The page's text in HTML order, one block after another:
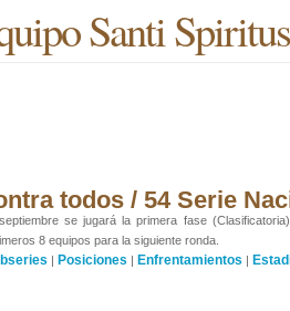
Santi
todos / 54 Serie
se jugará la primera fase
8 equipos para la siguiente ronda.
| Posiciones | Enfrentamientos |